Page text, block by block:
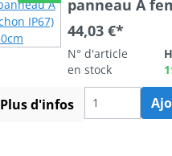
panneau A
(capuchon
50cm
44,03 €*
N° d'article
en stock
Plus d'infos